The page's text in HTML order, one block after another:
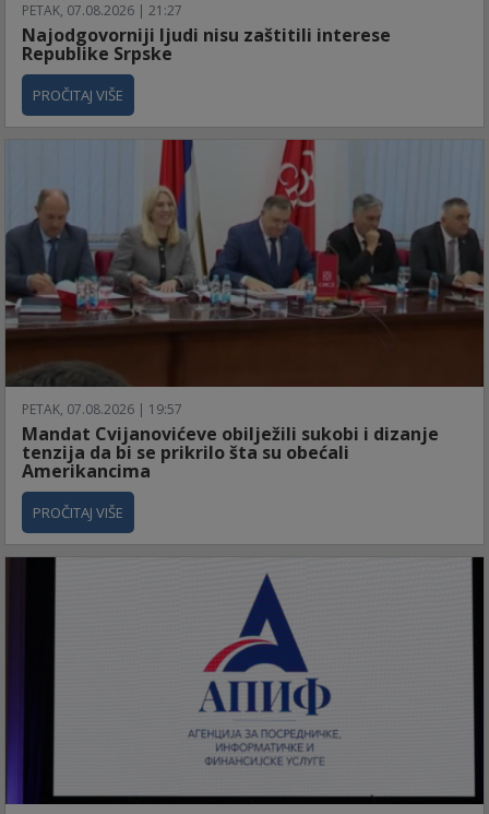
PETAK, 07.08.2026 | 21:27
Najodgovorniji ljudi nisu zaštitili interese
Republike Srpske
PROČITAJ VIŠE
PETAK, 07.08.2026 | 19:57
Mandat Cvijanovićeve obilježili sukobi i dizanje
tenzija da bi se prikrilo šta su obećali
Amerikancima
PROČITAJ VIŠE